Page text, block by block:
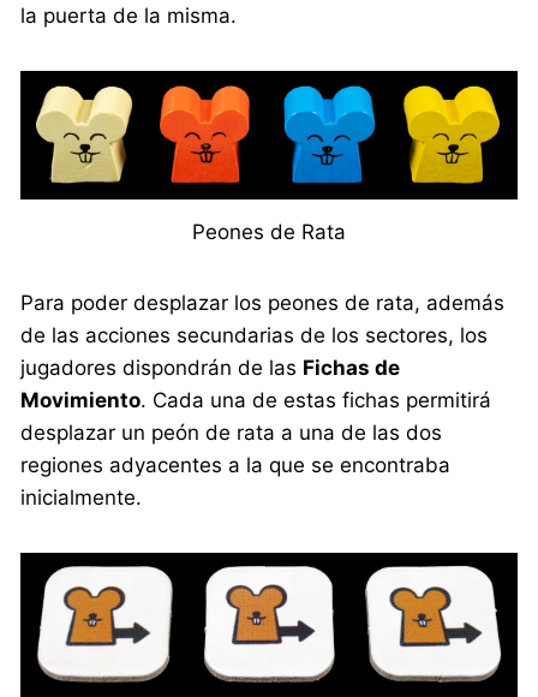
la puerta de la misma.
Peones de Rata
Para poder desplazar los peones de rata, además
de las acciones secundarias de los sectores, los
jugadores dispondrán de las Fichas de
Movimiento. Cada una de estas fichas permitirá
desplazar un peón de rata a una de las dos
regiones adyacentes a la que se encontraba
inicialmente.